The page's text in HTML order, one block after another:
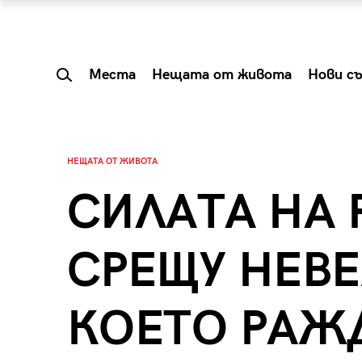
Места Нещата от живота Нови
НЕЩАТА ОТ ЖИВОТА
СИЛАТА НА
СРЕЩУ
КОЕТОSummer Prelude: как